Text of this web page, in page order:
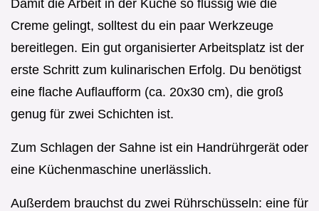
Damit die Arbeit in der Küche so flüssig wie die
Creme gelingt, solltest du ein paar Werkzeuge
bereitlegen. Ein gut organisierter Arbeitsplatz ist der
erste Schritt zum kulinarischen Erfolg. Du benötigst
eine flache Auflaufform (ca. 20x30 cm), die groß
genug für zwei Schichten ist.
Zum Schlagen der Sahne ist ein Handrührgerät oder
eine Küchenmaschine unerlässlich.
Außerdem brauchst du zwei Rührschüsseln: eine für